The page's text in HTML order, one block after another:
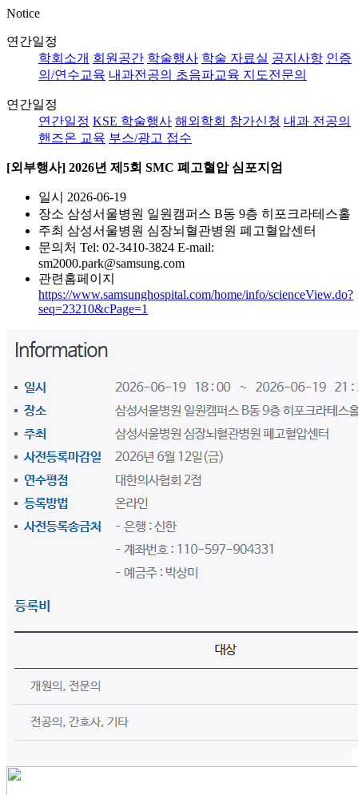
Notice
연간일정
학회소개 회원공간 학술행사 학술 자료실 공지사항 인증
의/연수교육 내과전공의 초음파교육 지도전문의
연간일정
연간일정 KSE 학술행사 해외학회 참가신청 내과 전공의
핸즈온 교육 부스/광고 접수
[외부행사] 2026년 제5회 SMC 폐고혈압 심포지엄
일시
2026-06-19
장소 삼성서울병원 일원캠퍼스 B동 9층 히포크라테스홀
주최 삼성서울병원 심장뇌혈관병원 폐고혈압센터
문의처 Tel: 02-3410-3824 E-mail:
sm2000.park@samsung.com
관련홈페이지
https://www.samsunghospital.com/home/info/scienceView.do?
seq=23210&cPage=1